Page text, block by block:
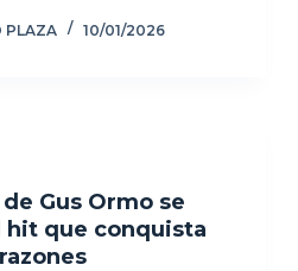
PLAZA 10/01/2026
Gus Ormo se
hit que conquista